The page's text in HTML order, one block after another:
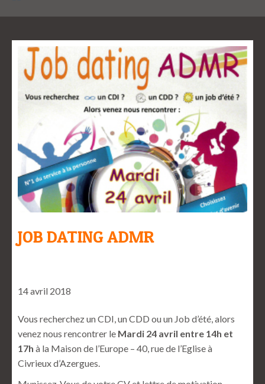
JOB DATING ADMR
14 avril 2018
Vous recherchez un CDI, un CDD ou un Job d’été, alors
venez nous rencontrer le Mardi 24 avril entre 14h et
17h à la Maison de l’Europe – 40, rue de l’Eglise à
Civrieux d’Azergues.